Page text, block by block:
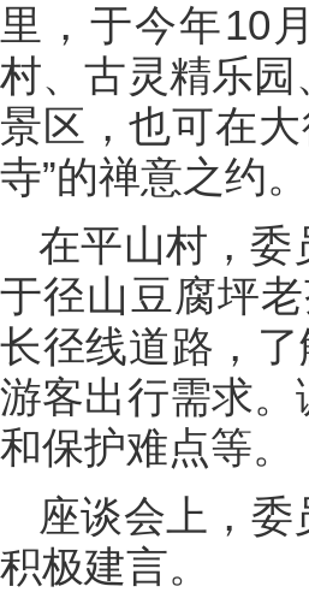
里，于今年10
村、古灵精乐
景区，也可在
寺”的禅意之约。
在平山村，委
于径山豆腐坪
长径线道路，
游客出行需求
和保护难点等。
座谈会上，
积极建言。